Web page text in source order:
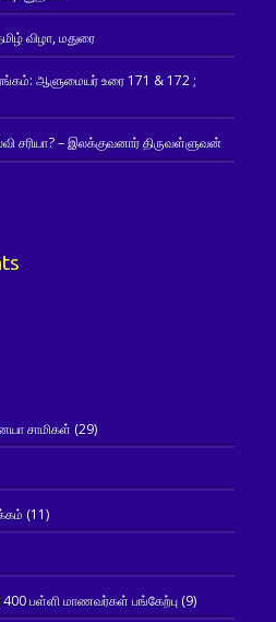
விழா, மதுரை
ஆளுமையர் உரை 171 & 172 ;
சரியா? – இலக்குவனார் திருவள்ளுவன்
சாமிகள் (29)
(11)
பள்ளி மாணவர்கள் பங்கேற்பு(9)